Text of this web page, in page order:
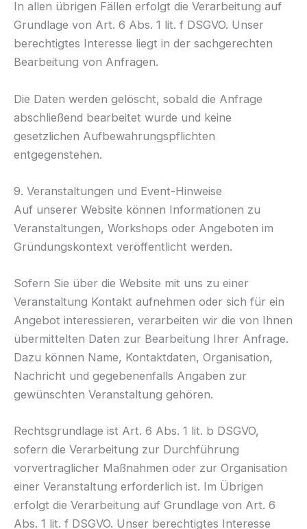
In allen übrigen Fällen erfolgt die Verarbeitung auf
Grundlage von Art. 6 Abs. 1 lit. f DSGVO. Unser
berechtigtes Interesse liegt in der sachgerechten
Bearbeitung von Anfragen.
Die Daten werden gelöscht, sobald die Anfrage
abschließend bearbeitet wurde und keine
gesetzlichen Aufbewahrungspflichten
entgegenstehen.
9. Veranstaltungen und Event-Hinweise
Auf unserer Website können Informationen zu
Veranstaltungen, Workshops oder Angeboten im
Gründungskontext veröffentlicht werden.
Sofern Sie über die Website mit uns zu einer
Veranstaltung Kontakt aufnehmen oder sich für ein
Angebot interessieren, verarbeiten wir die von Ihnen
übermittelten Daten zur Bearbeitung Ihrer Anfrage.
Dazu können Name, Kontaktdaten, Organisation,
Nachricht und gegebenenfalls Angaben zur
gewünschten Veranstaltung gehören.
Rechtsgrundlage ist Art. 6 Abs. 1 lit. b DSGVO,
sofern die Verarbeitung zur Durchführung
vorvertraglicher Maßnahmen oder zur Organisation
einer Veranstaltung erforderlich ist. Im Übrigen
erfolgt die Verarbeitung auf Grundlage von Art. 6
Abs. 1 lit. f DSGVO. Unser berechtigtes Interesse